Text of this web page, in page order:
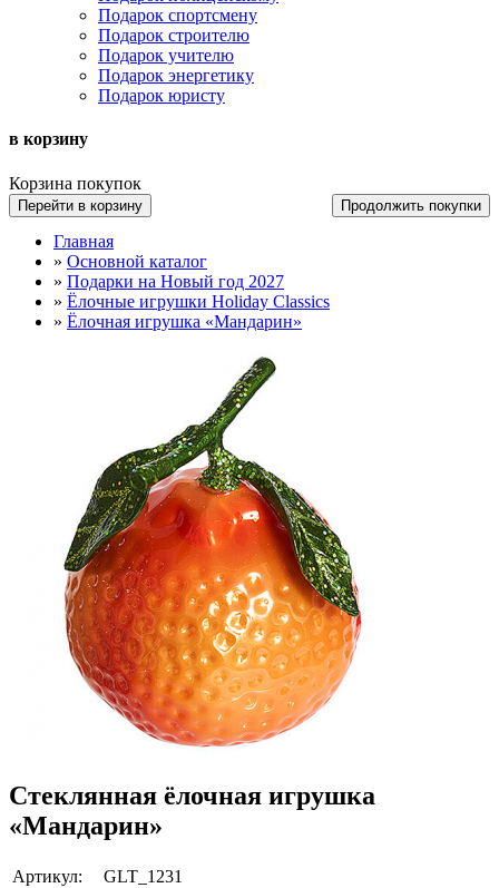
Подарок спортсмену
Подарок строителю
Подарок учителю
Подарок энергетику
Подарок юристу
в корзину
Корзина покупок
Перейти в корзину Продолжить покупки
Главная
» Основной каталог
» Подарки на Новый год 2027
» Ёлочные игрушки Holiday Classics
» Ёлочная игрушка «Мандарин»
Стеклянная ёлочная игрушка
«Мандарин»
Артикул:
GLT_1231